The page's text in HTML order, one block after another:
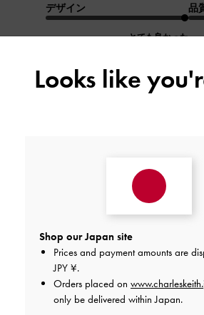
デザイン
とても良かった
品
しっかりに見えるけどとてもなじみ
舞台鑑賞のフライヤーや仕事の書
大きすぎずでとても重宝しています
他ブランドのもみてどうしても大き
このくらいを探していたので最高の
きちんとしているのに軽いのでもち
Looks like
Shop our Japan site
Prices and payment amounts are
JPY ¥.
Orders placed on
only be delivered within Japan.